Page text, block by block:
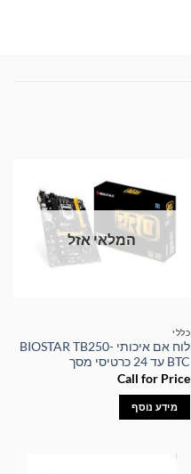
המלאי אזל
כללי
לוח אם איכותי BIOSTAR TB250-
BTC עד 24 כרטיסי מסך
Call for Price
מידע נוסף